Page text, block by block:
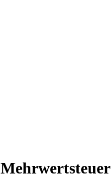
Mehrwertsteuer